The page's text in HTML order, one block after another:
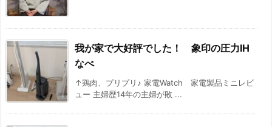
我が家で大好評でした！ 象印の圧力IH
なべ
↑鶏肉、プリプリ♪ 家電Watch 家電製品ミニレビ
ュー 主婦歴14年の主婦が敗 ...